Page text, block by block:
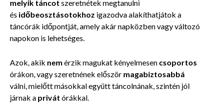
melyik táncot szeretnétek megtanulni
és időbeosztásotokhoz igazodva alakíthatjátok a
táncórák időpontját, amely akár napközben vagy változó
napokon is lehetséges.
Azok, akik nem érzik magukat kényelmesen csoportos
órákon, vagy szeretnének először magabiztosabbá
válni, mielőtt másokkal együtt táncolnának, szintén jól
járnak a privát órákkal.